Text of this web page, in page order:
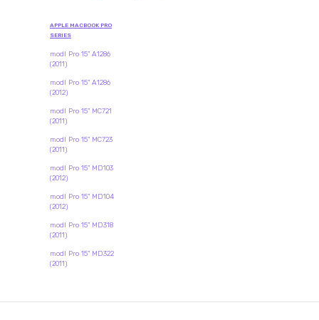
APPLE MACBOOK PRO
SERIES
modl Pro 15" A1286
(2011)
modl Pro 15" A1286
(2012)
modl Pro 15" MC721
(2011)
modl Pro 15" MC723
(2011)
modl Pro 15" MD103
(2012)
modl Pro 15" MD104
(2012)
modl Pro 15" MD318
(2011)
modl Pro 15" MD322
(2011)